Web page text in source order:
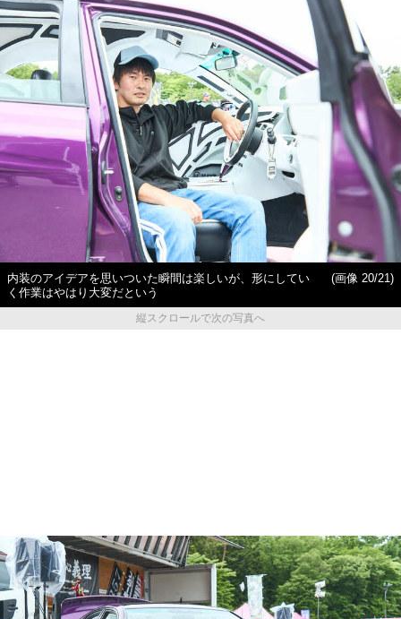
内装のアイデアを思いついた瞬間は楽しいが、形にしてい
く作業はやはり大変だという
(画像 20/21)
縦スクロールで次の写真へ